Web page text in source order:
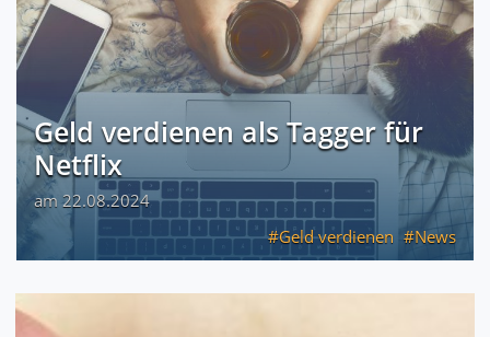
Geld verdienen als Tagger für
Netflix
am 22.08.2024
Geld verdienen
News